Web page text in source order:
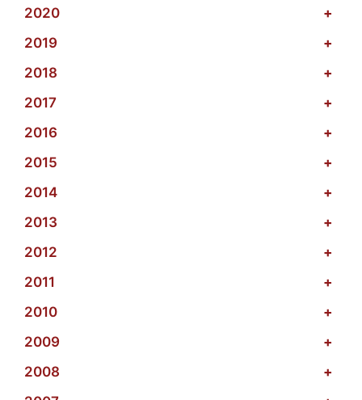
2020
+
2019
+
2018
+
2017
+
2016
+
2015
+
2014
+
2013
+
2012
+
2011
+
2010
+
2009
+
2008
+